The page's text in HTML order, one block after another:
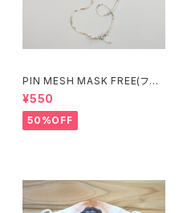
PIN MESH MASK FREE(フラ
ワー八重)
¥550
50%OFF